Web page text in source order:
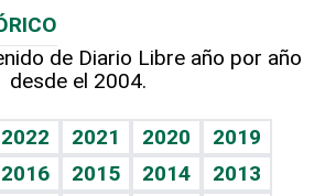
de Diario Libre año por año
desde el 2004.
2022 2021 2020
2019
2016 2015 2014
2013